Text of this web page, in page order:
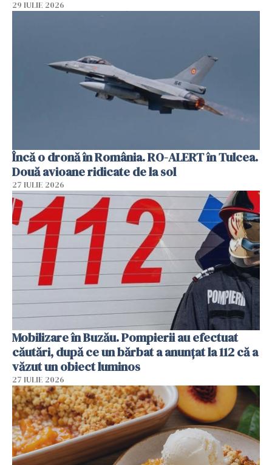
29 IULIE 2026
Încă o dronă în România. RO-ALERT în Tulcea.
Două avioane ridicate de la sol
27 IULIE 2026
Mobilizare în Buzău. Pompierii au efectuat
căutări, după ce un bărbat a anunțat la 112 că a
văzut un obiect luminos
27 IULIE 2026